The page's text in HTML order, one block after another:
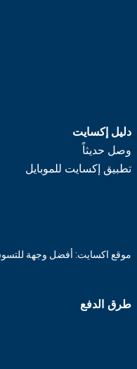
دليل إكسايت
وصل حديثاً
تطبيق إكسايت للموبايل
موقع اكسايت: أفضل وجهة
طرق الدفع